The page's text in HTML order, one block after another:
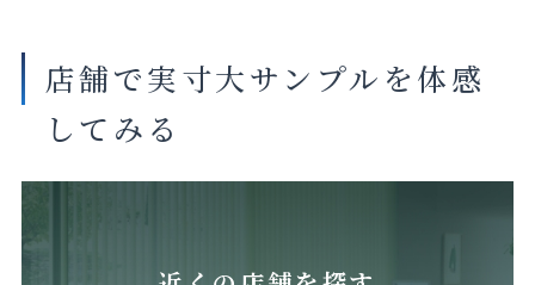
店舗で実寸大サンプルを体感
してみる